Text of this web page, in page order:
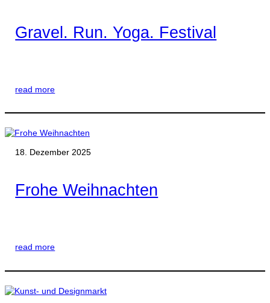
Gravel. Run. Yoga. Festival
read more
18. Dezember 2025
Frohe Weihnachten
read more